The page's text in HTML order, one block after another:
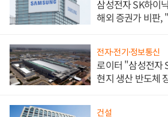
삼성전자 SK하이
해외 증권가 비판,
전자·전기·정보통신
로이터 "삼성전자
현지 생산 반도체
건설